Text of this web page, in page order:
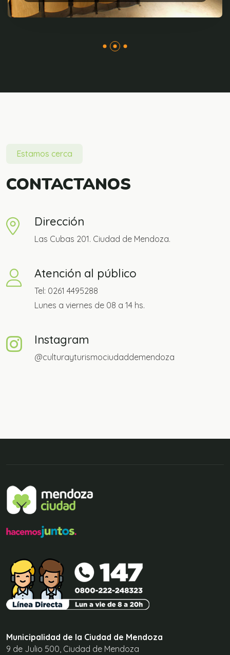
Estamos cerca
CONTACTANOS
Dirección
Las Cubas 201. Ciudad de Mendoza.
Atención al público
Tel: 0261 4495288
Lunes a viernes de 08 a 14 hs.
Instagram
@culturayturismociudaddemendoza
Municipalidad de la Ciudad de Mendoza
9 de Julio 500, Ciudad de Mendoza